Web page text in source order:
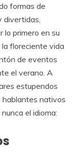
formas de
divertidas,
lo primero en su
floreciente vida
de eventos
el verano. A
estupendos
hablantes nativos
el idioma: